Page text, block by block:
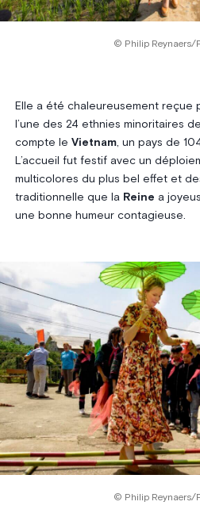
© Philip Reynaers/
Elle a été chaleureusement reçue
l’une des 24 ethnies minoritaires
compte le Vietnam, un pays de
L’accueil fut festif avec un
multicolores du plus bel effet et
traditionnelle que la Reine a
une bonne humeur contagieuse.
© Philip Reynaers/